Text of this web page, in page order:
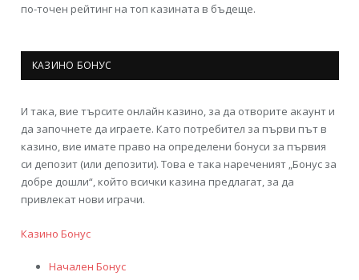
по-точен рейтинг на топ казината в бъдеще.
КАЗИНО БОНУС
И така, вие търсите онлайн казино, за да отворите акаунт и
да започнете да играете. Като потребител за първи път в
казино, вие имате право на определени бонуси за първия
си депозит (или депозити). Това е така нареченият „Бонус за
добре дошли“, който всички казина предлагат, за да
привлекат нови играчи.
Казино Бонус
Начален Бонус